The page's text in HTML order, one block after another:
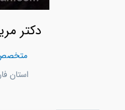
دکتر
متخصص
استان